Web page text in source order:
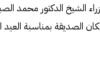
الدكتور محمد
الصديقة بمناسبة العيد